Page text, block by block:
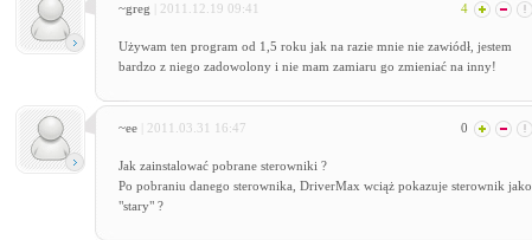
~greg | 2011.12.19 09:41 4
Używam ten program od 1,5 roku jak na razie mnie nie zawiódł, jestem
bardzo z niego zadowolony i nie mam zamiaru go zmieniać na inny!
~ee | 2011.03.31 16:47 0
Jak zainstalować pobrane sterowniki ?
Po pobraniu danego sterownika, DriverMax wciąż pokazuje sterownik jako
"stary" ?